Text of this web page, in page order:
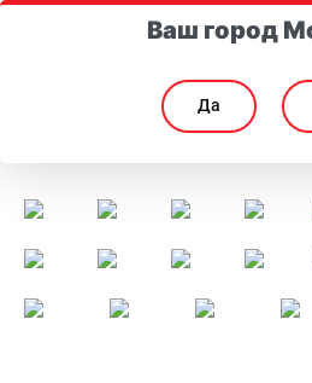
День рождения
Ваш город
Да